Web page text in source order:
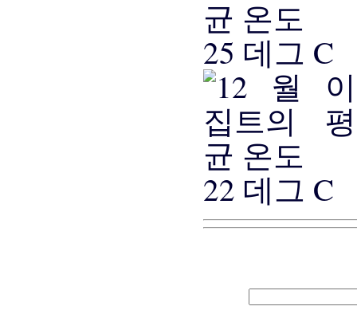
25 데그 C
22 데그 C